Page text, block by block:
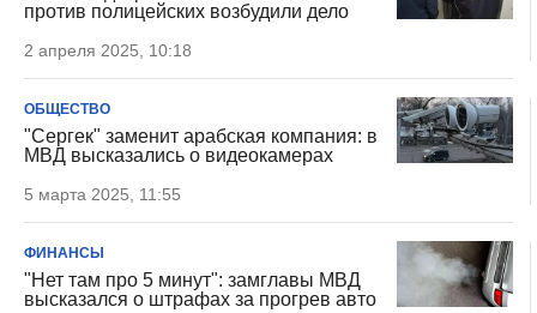
против полицейских возбудили дело
2 апреля 2025, 10:18
ОБЩЕСТВО
"Сергек" заменит арабская компания: в
МВД высказались о видеокамерах
5 марта 2025, 11:55
ФИНАНСЫ
"Нет там про 5 минут": замглавы МВД
высказался о штрафах за прогрев авто